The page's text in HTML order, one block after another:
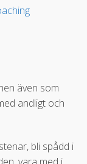
även som
andligt och
bli spådd i